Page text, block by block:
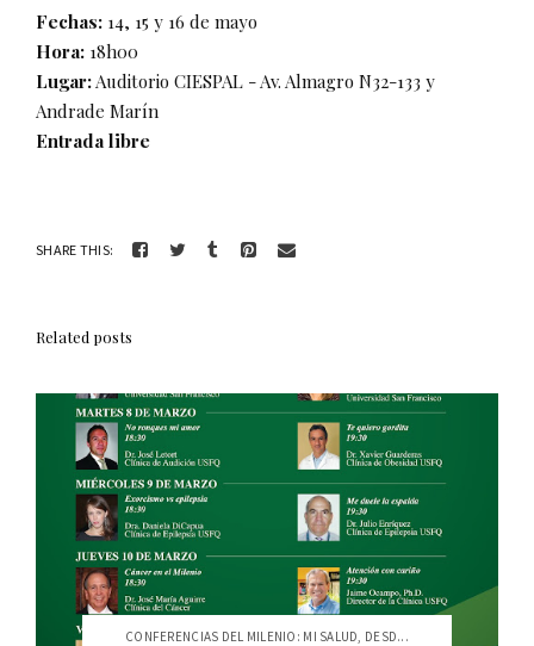
Fechas: 14, 15 y 16 de mayo
Hora: 18h00
Lugar:Auditorio CIESPAL - Av. Almagro N32-133 y
Andrade Marín
Entrada libre
SHARE THIS:
Related posts
CONFERENCIAS DEL MILENIO: MI SALUD, DESD...